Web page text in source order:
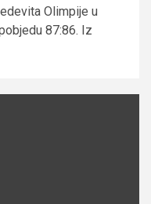
Olimpije u
87:86. Iz